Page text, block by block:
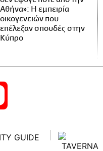
Αθήνα»: Η εμπειρία
οικογενειών που
επέλεξαν σπουδές στην
Κύπρο